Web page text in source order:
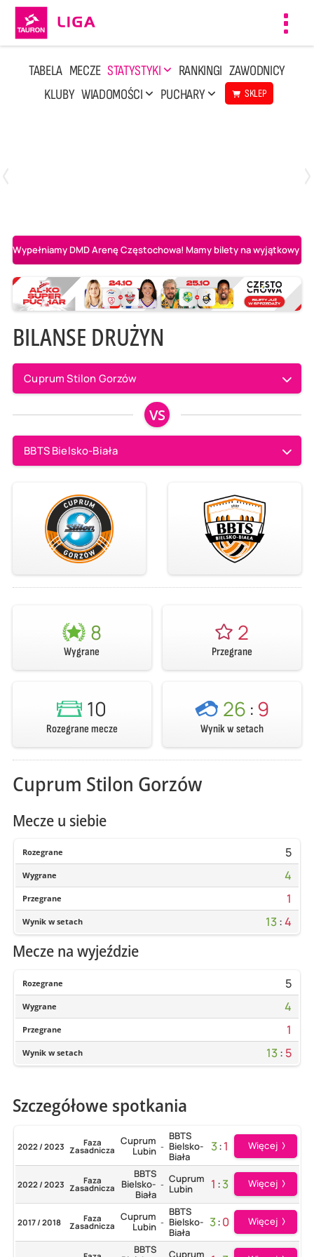
TABELA MECZE STATYSTYKI RANKINGI ZAWODNICY
KLUBY WIADOMOŚCI PUCHARY SKLEP
Wypełniamy DMD Arenę Częstochowa! Mamy bilety na wyjątkowy
BILANSE DRUŻYN
Cuprum Stilon Gorzów
VS
BBTS Bielsko-Biała
8
Wygrane
2
Przegrane
10
Rozegrane mecze
26 :9
Wynik w setach
Cuprum Stilon Gorzów
Mecze u siebie
Rozegrane 5
Wygrane 4
Przegrane 1
Wynik w setach 13:4
Mecze na wyjeździe
Rozegrane 5
Wygrane 4
Przegrane 1
Wynik w setach 13: 5
Szczegółowe spotkania
2022 / 2023 Faza
Zasadnicza
Cuprum
Lubin -
BBTS
Bielsko-
Biała
3:1 Więcej
2022 / 2023 Faza
Zasadnicza
BBTS
Bielsko-
Biała
- Cuprum
Lubin
1 :3 Więcej
2017 / 2018 Faza
Zasadnicza
Cuprum
Lubin -
BBTS
Bielsko-
Biała
3:0 Więcej
BBTS
Cuprum